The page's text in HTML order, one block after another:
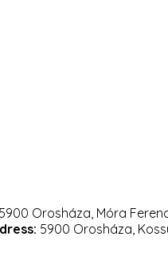
5900 Orosháza, Móra
5900 Orosháza,